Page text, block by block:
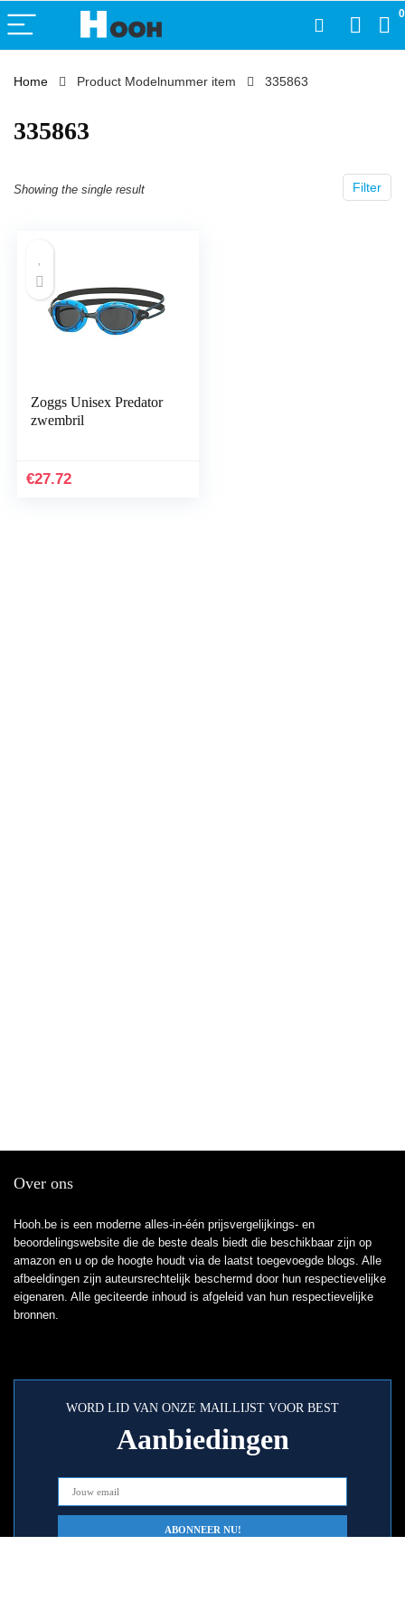
0
Home Product Modelnummer item ‎335863
‎335863
Filter
Showing the single result
Zoggs Unisex Predator
zwembril
€27.72
Over ons
Hooh.be is een moderne alles-in-één prijsvergelijkings- en
beoordelingswebsite die de beste deals biedt die beschikbaar zijn op
amazon en u op de hoogte houdt via de laatst toegevoegde blogs. Alle
afbeeldingen zijn auteursrechtelijk beschermd door hun respectievelijke
eigenaren. Alle geciteerde inhoud is afgeleid van hun respectievelijke
bronnen.
WORD LID VAN ONZE MAILLIJST VOOR BEST
Aanbiedingen